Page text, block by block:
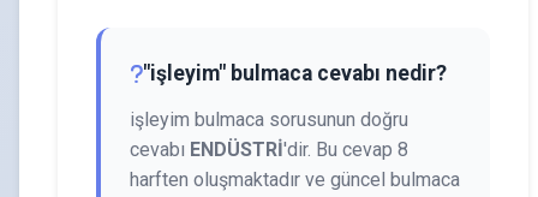
"işleyim" bulmaca cevabı nedir?
işleyim bulmaca sorusunun doğru
cevabı ENDÜSTRİ'dir. Bu cevap 8
harften oluşmaktadır ve güncel bulmaca